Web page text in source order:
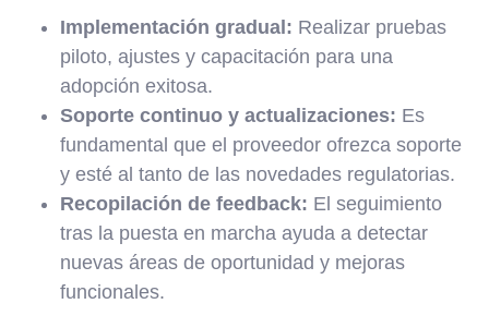
Implementación gradual: Realizar pruebas
piloto, ajustes y capacitación para una
adopción exitosa.
Soporte continuo y actualizaciones: Es
fundamental que el proveedor ofrezca soporte
y esté al tanto de las novedades regulatorias.
Recopilación de feedback: El seguimiento
tras la puesta en marcha ayuda a detectar
nuevas áreas de oportunidad y mejoras
funcionales.